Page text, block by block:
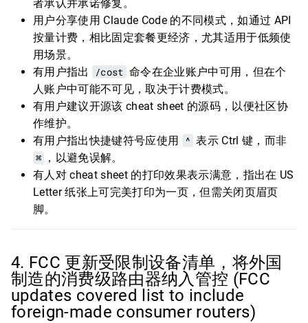
者承认并承诺修复。
用户分享使用 Claude Code 的不同模式，如通过 API
按量计费，相比固定套餐更经济，尤其适用于低频使
用场景。
有用户指出
/cost 命令在企业账户中可用，但在个
人账户中可能不可见，取决于计费模式。
有用户建议开源该 cheat sheet 的源码，以便社区协
作维护。
有用户指出快捷键符号应使用
^ 表示 Ctrl 键，而非
⌘ ，以避免误解。
有人对 cheat sheet 的打印效果表示满意，指出在 US
Letter 纸张上可完美打印为一页，但需关闭页眉页
脚。
4. FCC 更新受限制设备清单，将外国
制造的消费级路由器纳入管控 (FCC
updates covered list to include
foreign-made consumer routers)